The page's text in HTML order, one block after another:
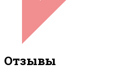
Отзывы